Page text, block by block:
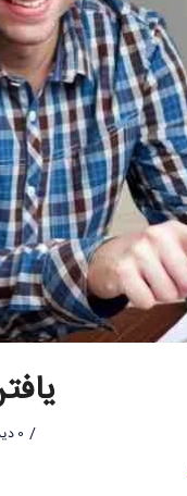
/ 0 دیدگاه